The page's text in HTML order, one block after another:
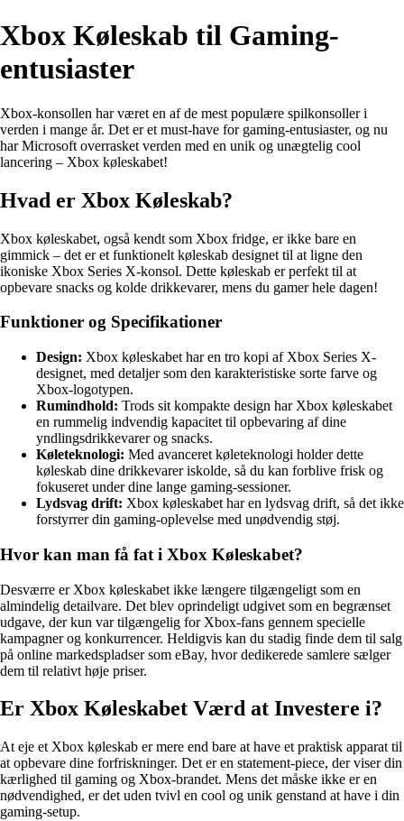
Xbox Køleskab til Gaming-
entusiaster
Xbox-konsollen har været en af de mest populære spilkonsoller i
verden i mange år. Det er et must-have for gaming-entusiaster, og nu
har Microsoft overrasket verden med en unik og unægtelig cool
lancering – Xbox køleskabet!
Hvad er Xbox Køleskab?
Xbox køleskabet, også kendt som Xbox fridge, er ikke bare en
gimmick – det er et funktionelt køleskab designet til at ligne den
ikoniske Xbox Series X-konsol. Dette køleskab er perfekt til at
opbevare snacks og kolde drikkevarer, mens du gamer hele dagen!
Funktioner og Specifikationer
Design: Xbox køleskabet har en tro kopi af Xbox Series X-
designet, med detaljer som den karakteristiske sorte farve og
Xbox-logotypen.
Rumindhold: Trods sit kompakte design har Xbox køleskabet
en rummelig indvendig kapacitet til opbevaring af dine
yndlingsdrikkevarer og snacks.
Køleteknologi: Med avanceret køleteknologi holder dette
køleskab dine drikkevarer iskolde, så du kan forblive frisk og
fokuseret under dine lange gaming-sessioner.
Lydsvag drift: Xbox køleskabet har en lydsvag drift, så det ikke
forstyrrer din gaming-oplevelse med unødvendig støj.
Hvor kan man få fat i Xbox Køleskabet?
Desværre er Xbox køleskabet ikke længere tilgængeligt som en
almindelig detailvare. Det blev oprindeligt udgivet som en begrænset
udgave, der kun var tilgængelig for Xbox-fans gennem specielle
kampagner og konkurrencer. Heldigvis kan du stadig finde dem til salg
på online markedspladser som eBay, hvor dedikerede samlere sælger
dem til relativt høje priser.
Er Xbox Køleskabet Værd at Investere i?
At eje et Xbox køleskab er mere end bare at have et praktisk apparat til
at opbevare dine forfriskninger. Det er en statement-piece, der viser din
kærlighed til gaming og Xbox-brandet. Mens det måske ikke er en
nødvendighed, er det uden tvivl en cool og unik genstand at have i din
gaming-setup.